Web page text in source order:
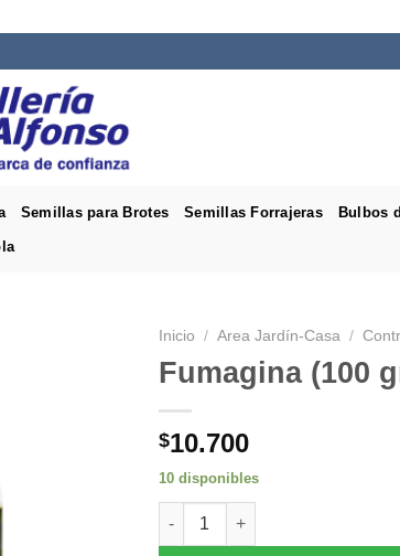
Semillas para Brotes Semillas Forrajeras Bulbos
Inicio / Area Jardín-Casa /
Fumagina (100
$10.700
10 disponibles
Fumagina (100 grs) cantidad